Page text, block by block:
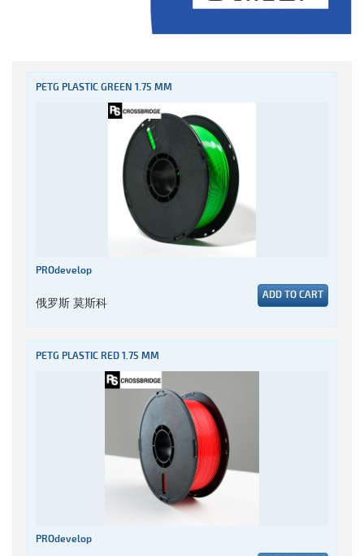
PETG PLASTIC GREEN 1.75 MM
PROdevelop
俄罗斯 莫斯科 ADD TO CART
PETG PLASTIC RED 1.75 MM
PROdevelop